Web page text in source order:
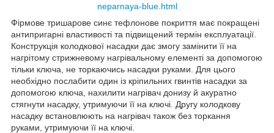
neparnaya-blue.html
Фірмове тришарове синє тефлонове покриття має покращені
антипригарні властивості та підвищений термін експлуатації.
Конструкція колодкової насадки дає змогу замінити її на
нагрітому стрижневому нагрівальному елементі за допомогою
тільки ключа, не торкаючись насадки руками. Для цього
необхідно послабити один із кріпильних гвинтів насадки за
допомогою ключа, нахилити нагрівач донизу й акуратно
стягнути насадку, утримуючи її на ключі. Другу колодкову
насадку встановлюють на нагрівач також без торкання
руками, утримуючи її на ключі.